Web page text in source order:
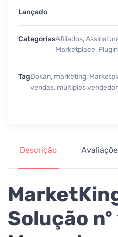
Lançado
CategoriasAfiliados,
Marketplace,
TagDokan, marketing,
vendas, múltiplos
Descrição
Solução nº